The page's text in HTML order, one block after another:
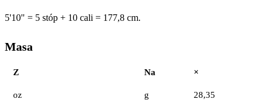
5'10" = 5 stóp + 10 cali = 177,8 cm.
Masa
Z Na ×
oz g 28,35